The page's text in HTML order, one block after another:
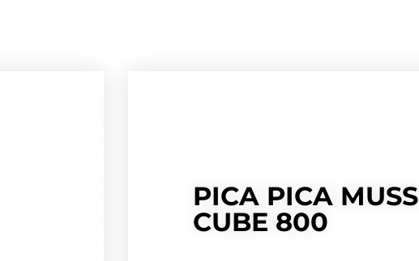
PICA PICA MUSS
CUBE 800